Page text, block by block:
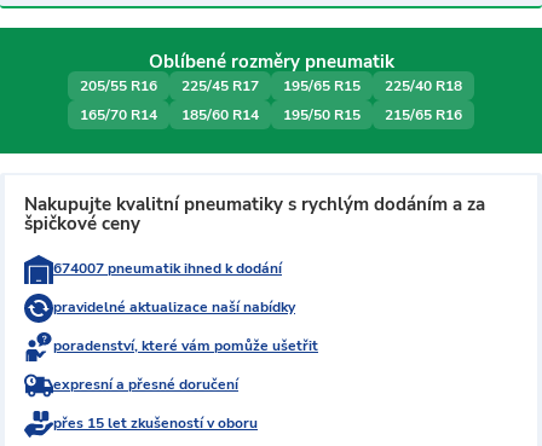
Oblíbené rozměry pneumatik
205/55 R16 225/45 R17 195/65 R15
225/40 R18
165/70 R14
185/60 R14 195/50 R15 215/65 R16
Nakupujte kvalitní pneumatiky s rychlým dodáním a za
špičkové ceny
674007 pneumatik ihned k dodání
pravidelné aktualizace naší nabídky
poradenství, které vám pomůže ušetřit
expresní a přesné doručení
přes 15 let zkušeností v oboru